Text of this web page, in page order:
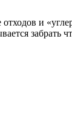
и
забрать